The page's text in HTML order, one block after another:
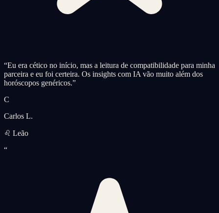
“Eu era cético no início, mas a leitura de compatibilidade para minha
parceira e eu foi certeira. Os insights com IA vão muito além dos
horóscopos genéricos.”
C
Carlos L.
♌ Leão
“